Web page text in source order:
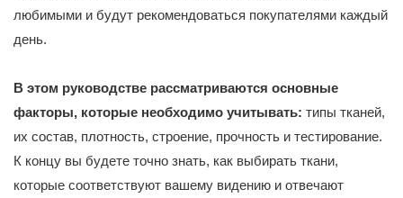
любимыми и будут рекомендоваться покупателями каждый
день.
В этом руководстве рассматриваются основные
факторы, которые необходимо учитывать: типы тканей,
их состав, плотность, строение, прочность и тестирование.
К концу вы будете точно знать, как выбирать ткани,
которые соответствуют вашему видению и отвечают